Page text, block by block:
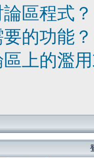
區程式？
的功能？
上的濫